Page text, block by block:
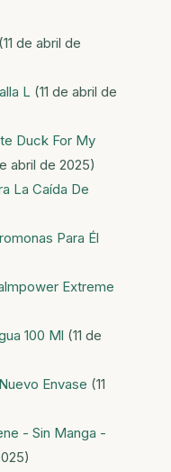
(11 de abril de
L (11 de abril de
Duck For My
abril de 2025)
La Caída De
Para Él
Extreme
100 Ml (11 de
Envase (11
- Sin Manga -